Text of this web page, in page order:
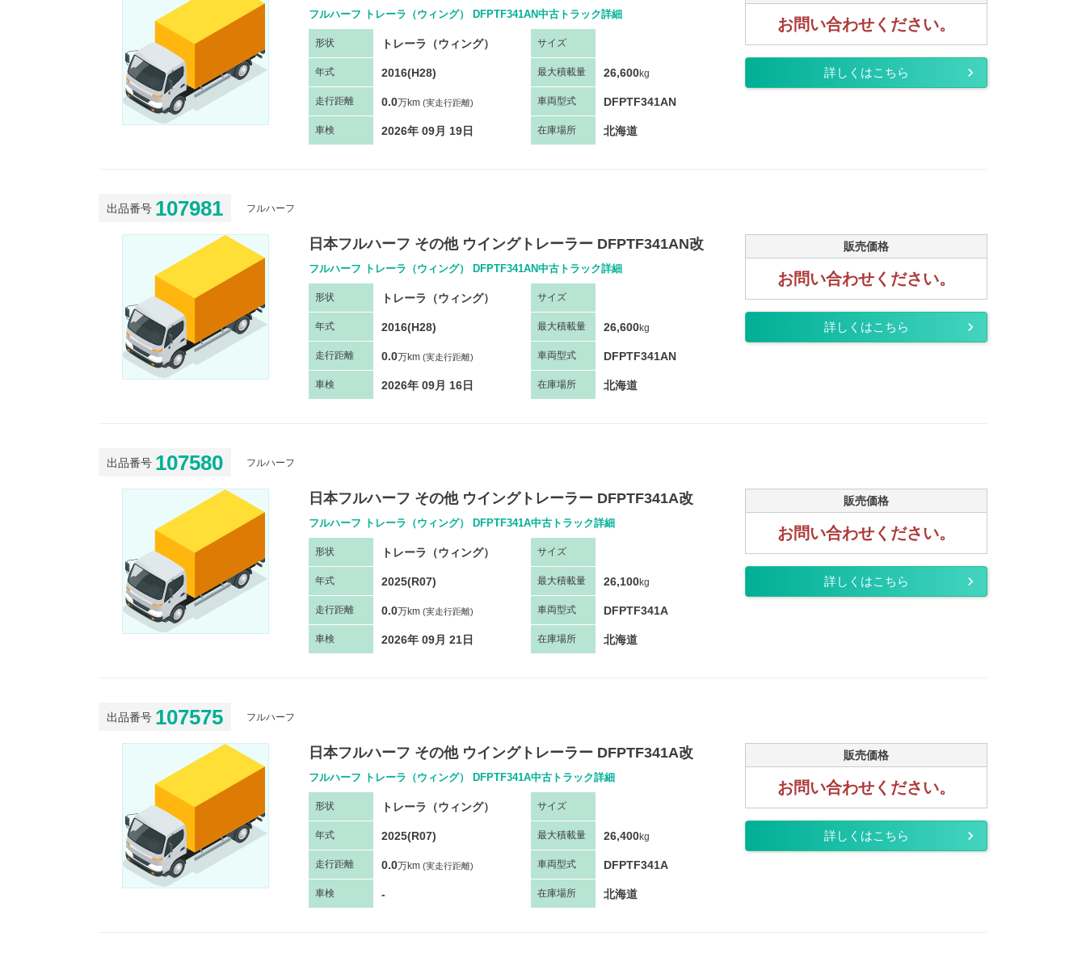
フルハーフ トレーラ（ウィング） DFPTF341AN中古トラック詳細
形状 トレーラ（ウィング） サイズ
年式 2016(H28) 最大積載量 26,600kg
走行距離 0.0万km (実走行距離) 車両型式 DFPTF341AN
車検 2026年 09月 19日 在庫場所 北海道
お問い合わせください。
詳しくはこちら
出品番号 107981 フルハーフ
日本フルハーフ その他 ウイングトレーラー DFPTF341AN改
フルハーフ トレーラ（ウィング） DFPTF341AN中古トラック詳細
形状 トレーラ（ウィング） サイズ
年式 2016(H28) 最大積載量 26,600kg
走行距離 0.0万km (実走行距離) 車両型式 DFPTF341AN
車検 2026年 09月 16日 在庫場所 北海道
販売価格
お問い合わせください。
詳しくはこちら
出品番号 107580 フルハーフ
日本フルハーフ その他 ウイングトレーラー DFPTF341A改
フルハーフ トレーラ（ウィング） DFPTF341A中古トラック詳細
形状 トレーラ（ウィング） サイズ
年式 2025(R07) 最大積載量 26,100kg
走行距離 0.0万km (実走行距離) 車両型式 DFPTF341A
車検 2026年 09月 21日 在庫場所 北海道
販売価格
お問い合わせください。
詳しくはこちら
出品番号 107575 フルハーフ
日本フルハーフ その他 ウイングトレーラー DFPTF341A改
フルハーフ トレーラ（ウィング） DFPTF341A中古トラック詳細
形状 トレーラ（ウィング） サイズ
年式 2025(R07) 最大積載量 26,400kg
走行距離 0.0万km (実走行距離) 車両型式 DFPTF341A
車検 - 在庫場所 北海道
販売価格
お問い合わせください。
詳しくはこちら